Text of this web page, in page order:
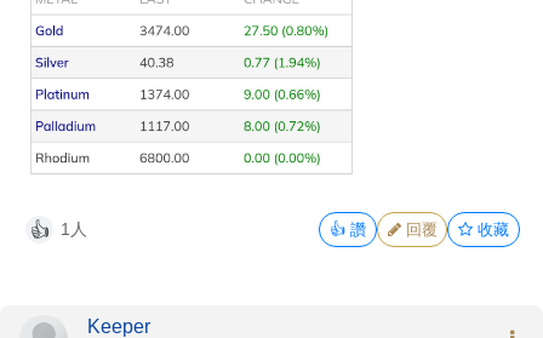
👍 1人 👍 讚 回覆 收藏
Keeper